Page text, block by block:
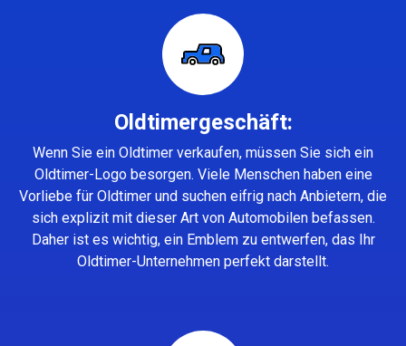
Oldtimergeschäft:
Wenn Sie ein Oldtimer verkaufen, müssen Sie sich ein
Oldtimer-Logo besorgen. Viele Menschen haben eine
Vorliebe für Oldtimer und suchen eifrig nach Anbietern, die
sich explizit mit dieser Art von Automobilen befassen.
Daher ist es wichtig, ein Emblem zu entwerfen, das Ihr
Oldtimer-Unternehmen perfekt darstellt.